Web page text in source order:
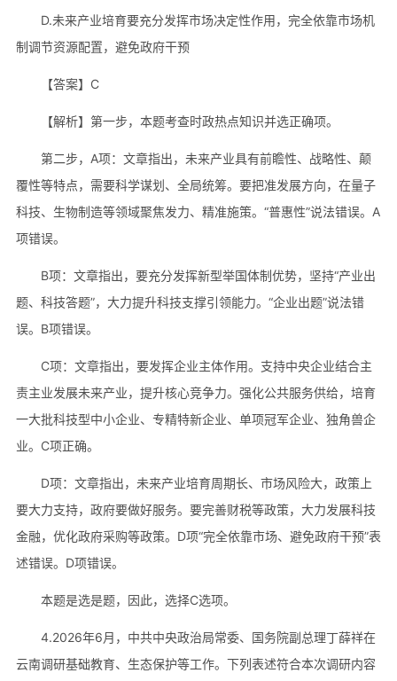
D.未来产业培育要充分发挥市场决定性作用，完全依靠市场机
制调节资源配置，避免政府干预
【答案】C
【解析】第一步，本题考查时政热点知识并选正确项。
第二步，A项：文章指出，未来产业具有前瞻性、战略性、颠
覆性等特点，需要科学谋划、全局统筹。要把准发展方向，在量子
科技、生物制造等领域聚焦发力、精准施策。“普惠性”说法错误。A
项错误。
B项：文章指出，要充分发挥新型举国体制优势，坚持“产业出
题、科技答题”，大力提升科技支撑引领能力。“企业出题”说法错
误。B项错误。
C项：文章指出，要发挥企业主体作用。支持中央企业结合主
责主业发展未来产业，提升核心竞争力。强化公共服务供给，培育
一大批科技型中小企业、专精特新企业、单项冠军企业、独角兽企
业。C项正确。
D项：文章指出，未来产业培育周期长、市场风险大，政策上
要大力支持，政府要做好服务。要完善财税等政策，大力发展科技
金融，优化政府采购等政策。D项“完全依靠市场、避免政府干预”表
述错误。D项错误。
本题是选是题，因此，选择C选项。
4.2026年6月，中共中央政治局常委、国务院副总理丁薛祥在
云南调研基础教育、生态保护等工作。下列表述符合本次调研内容